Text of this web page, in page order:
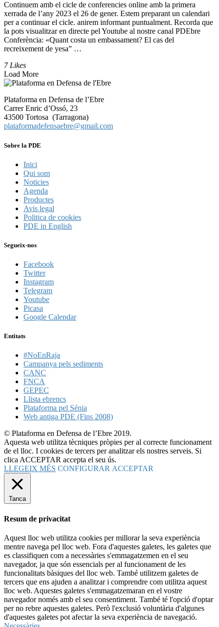
Continuem amb el cicle de conferencies online amb la primera
xerrada de l’any 2023 el 26 de gener. Estem preparant un calendari
per a continuar el cicle. anirem informant puntualment. Recorda que
la pots visualitzar en directe pel Youtube al nostre canal PDEbre
Conferència: «Quant costa un embassament? El cas del
recreixement de yesa” …
7 Likes
Load More
Plataforma en Defensa de l’Ebre
Carrer Enric d’Ossó, 23
43500 Tortosa (Tarragona)
plataformadefensaebre@gmail.com
Sobre la PDE
Inici
Qui som
Noticies
Agenda
Productes
Avis legal
Politica de cookies
PDE in English
Segueix-nos
Facebook
Twitter
Instagram
Telegram
Youtube
Picasa
Google Calendar
Entitats
#NoEnRaja
Campanya pels sediments
CANC
FNCA
GEPEC
Llista ebrencs
Plataforma pel Sénia
Web antiga PDE (Fins 2008)
© Plataforma en Defensa de l’Ebre 2019.
Aquesta web utilitza tècniques pròpies per al correcte funcionament
de el lloc. I cookies de tercers per analitzar els nostres serveis. Si
clica ACCEPTAR accepta el seu ús.
LLEGEIX MÉS CONFIGURAR ACCEPTAR
Tanca
Resum de privacitat
Aquest lloc web utilitza cookies per millorar la seva experiència
mentre navega pel lloc web. Fora d'aquestes galetes, les galetes que
es classifiquen com a necessàries s'emmagatzemen en el seu
navegador, ja que són essencials per al funcionament de les
funcionalitats bàsiques del lloc web. També utilitzem galetes de
tercers que ens ajuden a analitzar i comprendre com utilitza aquest
lloc web. Aquestes galetes s'emmagatzemaran en el vostre
navegador només amb el seu consentiment. També té l'opció d'optar
per no rebre aquestes galetes. Però l'exclusió voluntària d'algunes
d'aquestes galetes pot afectar la seva experiència de navegació.